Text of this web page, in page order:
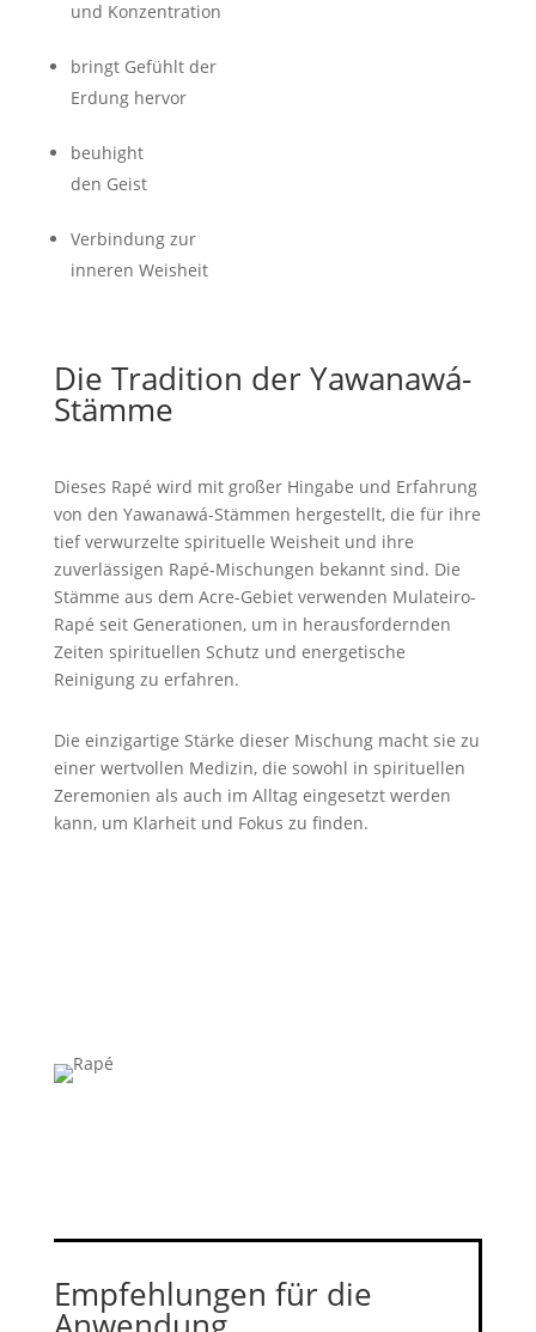
und Konzentration
bringt Gefühlt der
Erdung hervor
beuhight
den Geist
Verbindung zur
inneren Weisheit
Die Tradition der Yawanawá-
Stämme
Dieses Rapé wird mit großer Hingabe und Erfahrung
von den Yawanawá-Stämmen hergestellt, die für ihre
tief verwurzelte spirituelle Weisheit und ihre
zuverlässigen Rapé-Mischungen bekannt sind. Die
Stämme aus dem Acre-Gebiet verwenden Mulateiro-
Rapé seit Generationen, um in herausfordernden
Zeiten spirituellen Schutz und energetische
Reinigung zu erfahren.
Die einzigartige Stärke dieser Mischung macht sie zu
einer wertvollen Medizin, die sowohl in spirituellen
Zeremonien als auch im Alltag eingesetzt werden
kann, um Klarheit und Fokus zu finden.
Empfehlungen für die